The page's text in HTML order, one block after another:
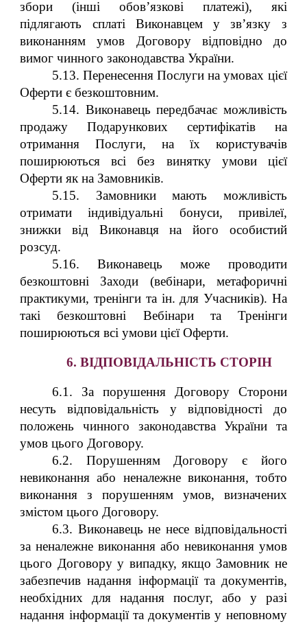
збори (інші обов’язкові платежі), які
підлягають сплаті Виконавцем у зв’язку з
виконанням умов Договору відповідно до
вимог чинного законодавства України.
5.13. Перенесення Послуги на умовах цієї
Оферти є безкоштовним.
5.14. Виконавець передбачає можливість
продажу Подарункових сертифікатів на
отримання Послуги, на їх користувачів
поширюються всі без винятку умови цієї
Оферти як на Замовників.
5.15. Замовники мають можливість
отримати індивідуальні бонуси, привілеї,
знижки від Виконавця на його особистий
розсуд.
5.16. Виконавець може проводити
безкоштовні Заходи (вебінари, метафоричні
практикуми, тренінги та ін. для Учасників). На
такі безкоштовні Вебінари та Тренінги
поширюються всі умови цієї Оферти.
6. ВІДПОВІДАЛЬНІСТЬ СТОРІН
6.1. За порушення Договору Сторони
несуть відповідальність у відповідності до
положень чинного законодавства України та
умов цього Договору.
6.2. Порушенням Договору є його
невиконання або неналежне виконання, тобто
виконання з порушенням умов, визначених
змістом цього Договору.
6.3. Виконавець не несе відповідальності
за неналежне виконання або невиконання умов
цього Договору у випадку, якщо Замовник не
забезпечив надання інформації та документів,
необхідних для надання послуг, або у разі
надання інформації та документів у неповному